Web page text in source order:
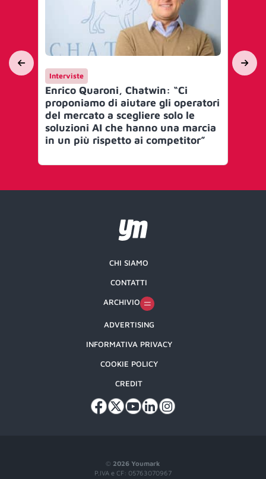
Interviste
Enrico Quaroni, Chatwin: “Ci
proponiamo di aiutare gli operatori
del mercato a scegliere solo le
soluzioni AI che hanno una marcia
in un più rispetto ai competitor”
© 2026 Youmark
P.IVA e CF: 05763070967
CHI SIAMO
CONTATTI
ARCHIVIO
ADVERTISING
INFORMATIVA PRIVACY
COOKIE POLICY
CREDIT